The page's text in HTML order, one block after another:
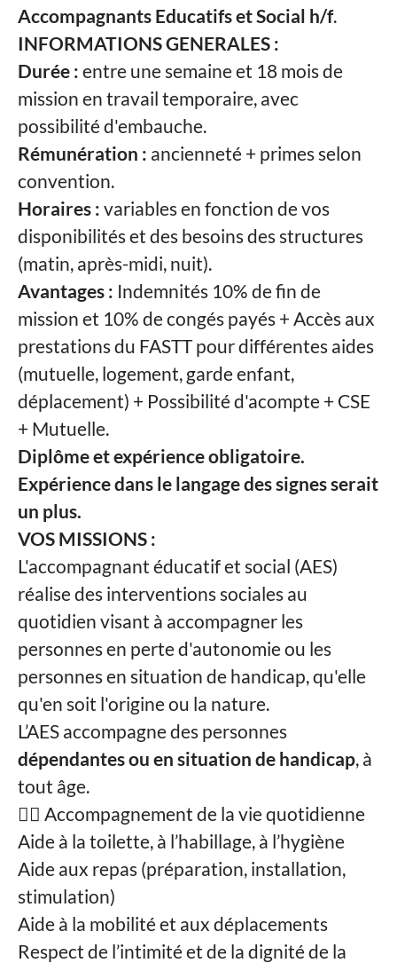
Accompagnants Educatifs et Social h/f.
INFORMATIONS GENERALES :
Durée : entre une semaine et 18 mois de
mission en travail temporaire, avec
possibilité d'embauche.
Rémunération : ancienneté + primes selon
convention.
Horaires : variables en fonction de vos
disponibilités et des besoins des structures
(matin, après-midi, nuit).
Avantages : Indemnités 10% de fin de
mission et 10% de congés payés + Accès aux
prestations du FASTT pour différentes aides
(mutuelle, logement, garde enfant,
déplacement) + Possibilité d'acompte + CSE
+ Mutuelle.
Diplôme et expérience obligatoire.
Expérience dans le langage des signes serait
un plus.
VOS MISSIONS :
L'accompagnant éducatif et social (AES)
réalise des interventions sociales au
quotidien visant à accompagner les
personnes en perte d'autonomie ou les
personnes en situation de handicap, qu'elle
qu'en soit l'origine ou la nature.
L’AES accompagne des personnes
dépendantes ou en situation de handicap, à
tout âge.
🧍‍♀️ Accompagnement de la vie quotidienne
Aide à la toilette, à l’habillage, à l’hygiène
Aide aux repas (préparation, installation,
stimulation)
Aide à la mobilité et aux déplacements
Respect de l’intimité et de la dignité de la